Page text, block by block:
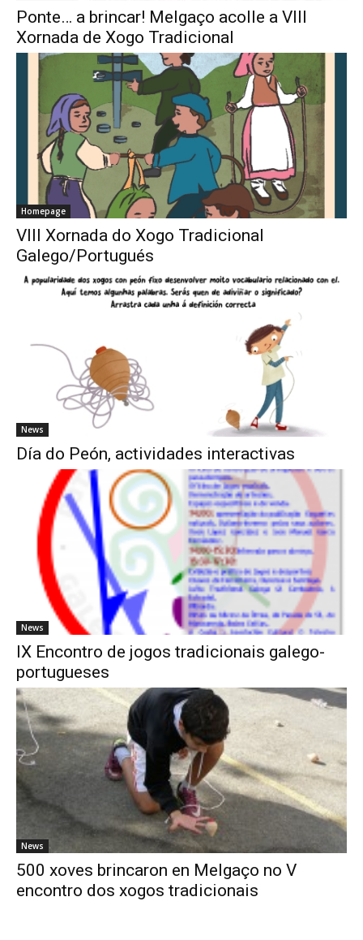
Ponte… a brincar! Melgaço acolle a VIII
Xornada de Xogo Tradicional
Homepage
VIII Xornada do Xogo Tradicional
Galego/Portugués
News
Día do Peón, actividades interactivas
News
IX Encontro de jogos tradicionais galego-
portugueses
News
500 xoves brincaron en Melgaço no V
encontro dos xogos tradicionais